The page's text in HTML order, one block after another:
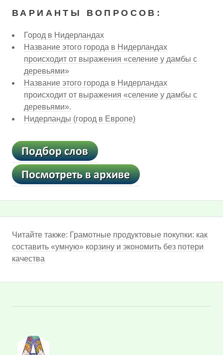
ВАРИАНТЫ ВОПРОСОВ:
Город в Нидерландах
Название этого города в Нидерландах
происходит от выражения «селение у дамбы с
деревьями»
Название этого города в Нидерландах
происходит от выражения «селение у дамбы с
деревьями».
Нидерланды (город в Европе)
Читайте также: Грамотные продуктовые покупки: как
составить «умную» корзину и экономить без потери
качества